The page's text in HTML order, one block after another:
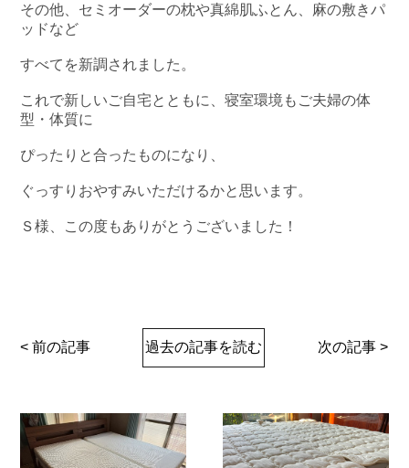
その他、セミオーダーの枕や真綿肌ふとん、麻の敷きパ
ッドなど
すべてを新調されました。
これで新しいご自宅とともに、寝室環境もご夫婦の体
型・体質に
ぴったりと合ったものになり、
ぐっすりおやすみいただけるかと思います。
Ｓ様、この度もありがとうございました！
< 前の記事 過去の記事を読む 次の記事 >